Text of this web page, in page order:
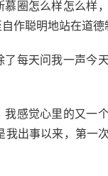
圈怎么样怎么样
作聪明地站在道德
每天问我一声今
感觉心里的又一
出事以来，第一